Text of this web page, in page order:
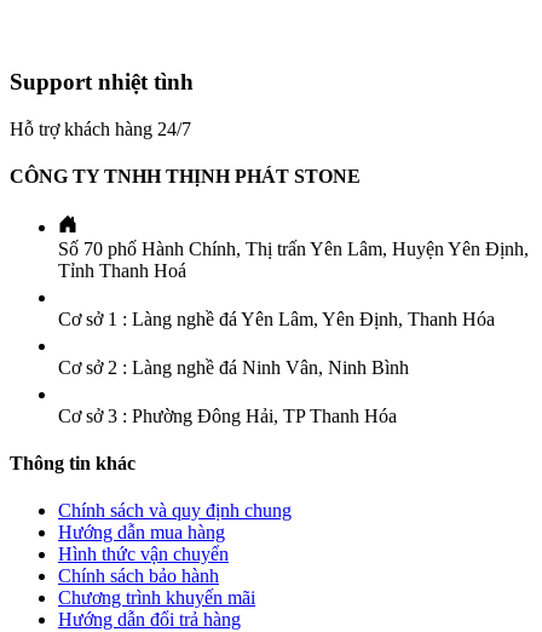
Support nhiệt tình
Hỗ trợ khách hàng 24/7
CÔNG TY TNHH THỊNH PHÁT STONE
Số 70 phố Hành Chính, Thị trấn Yên Lâm, Huyện Yên Định,
Tỉnh Thanh Hoá
Cơ sở 1 : Làng nghề đá Yên Lâm, Yên Định, Thanh Hóa
Cơ sở 2 : Làng nghề đá Ninh Vân, Ninh Bình
Cơ sở 3 : Phường Đông Hải, TP Thanh Hóa
Thông tin khác
Chính sách và quy định chung
Hướng dẫn mua hàng
Hình thức vận chuyển
Chính sách bảo hành
Chương trình khuyến mãi
Hướng dẫn đổi trả hàng